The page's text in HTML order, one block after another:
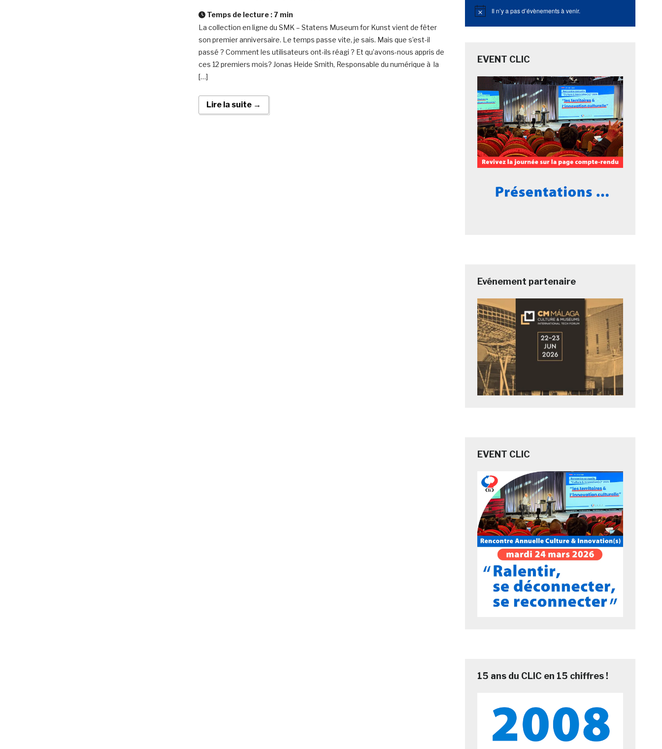
Temps de lecture :7 min
La collection en ligne du SMK – Statens Museum for Kunst vient de fêter
son premier anniversaire. Le temps passe vite, je sais. Mais que s’est-il
passé ? Comment les utilisateurs ont-ils réagi ? Et qu’avons-nous appris de
ces 12 premiers mois? Jonas Heide Smith, Responsable du numérique à la
[…]
Lire la suite →
Notice Il n’y a pas d’évènements à venir.
EVENT CLIC
Evénement partenaire
EVENT CLIC
15 ans du CLIC en 15 chiffres !